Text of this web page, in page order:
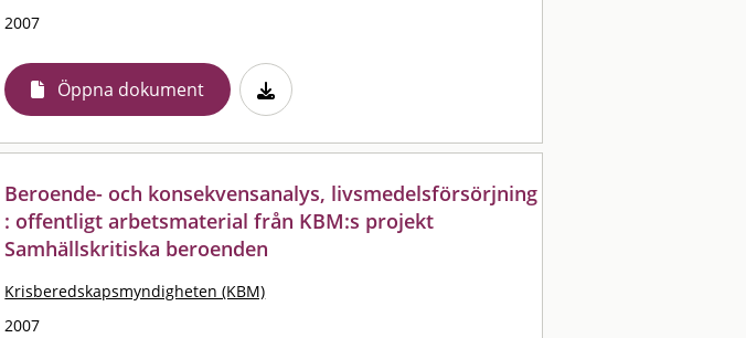
2007
Öppna dokument
Beroende- och konsekvensanalys, livsmedelsförsörjning
: offentligt arbetsmaterial från KBM:s projekt
Samhällskritiska beroenden
Krisberedskapsmyndigheten (KBM)
2007